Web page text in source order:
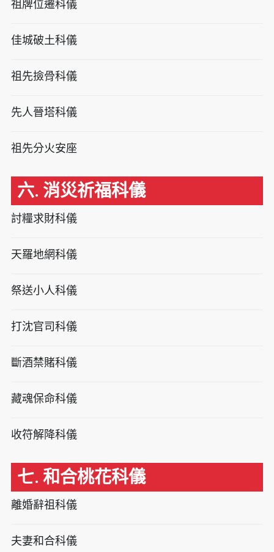
祖牌位遷科儀
佳城破土科儀
祖先撿骨科儀
先人晉塔科儀
祖先分火安座
六. 消災祈福科儀
討糧求財科儀
天羅地網科儀
祭送小人科儀
打沈官司科儀
斷酒禁賭科儀
藏魂保命科儀
收符解降科儀
七. 和合桃花科儀
離婚辭祖科儀
夫妻和合科儀